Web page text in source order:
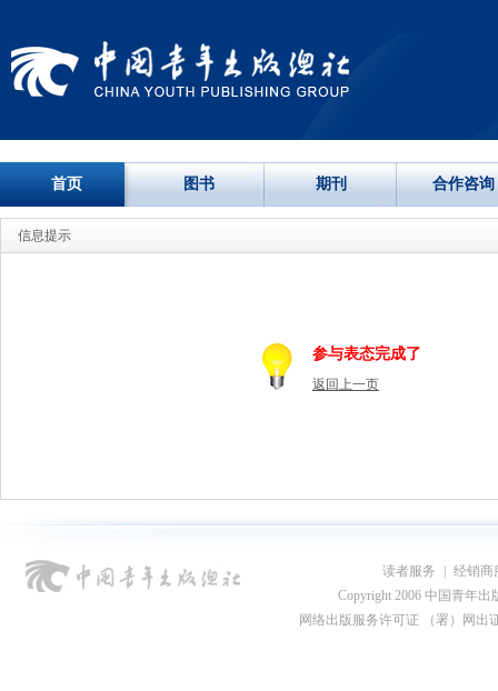
首页 图书 期刊 合作咨询
信息提示
参与表态完成了
返回上一页
读者服务
经销商
Copyright 2006 中国青年出
网络出版服务许可证 （署）网出